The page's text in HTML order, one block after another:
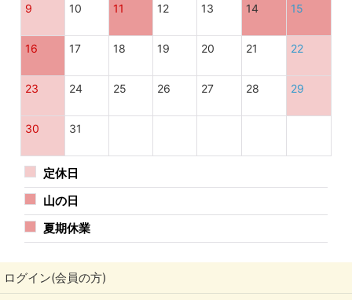
9 10 11 12 13 14 15
16 17 18 19 20 21 22
23 24 25 26 27 28 29
30 31
定休日
山の日
夏期休業
ログイン(会員の方)